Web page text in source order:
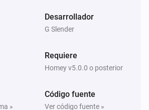
°C
de ventilador en
Desarrollador
G Slender
Requiere
Homey v5.0.0 o posterior
»
Código fuente
Ver código fuente »